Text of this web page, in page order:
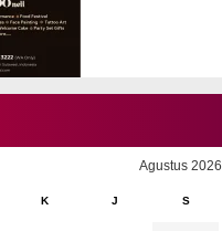
Agustus 2026
K J S